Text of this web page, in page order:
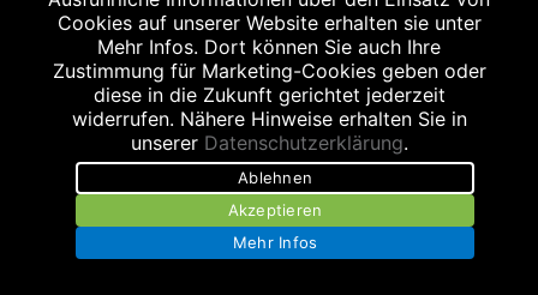
Stellenangebote
AGB
Kontakt
Bildnachweis
Cookies auf unserer Website erhalten sie unter
Mehr Infos. Dort können Sie auch Ihre
Zustimmung für Marketing-Cookies geben oder
diese in die Zukunft gerichtet jederzeit
widerrufen. Nähere Hinweise erhalten Sie in
unserer Datenschutzerklärung.
Ablehnen
Akzeptieren
Mehr Infos